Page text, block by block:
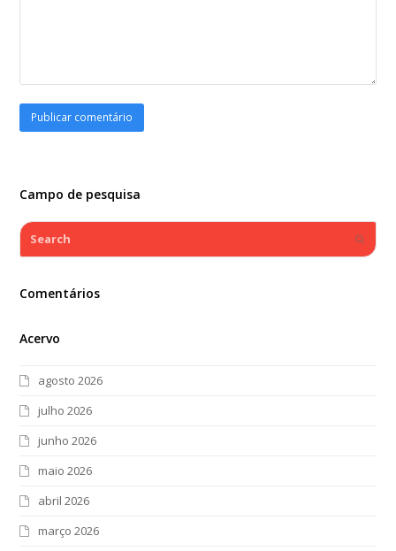
Campo de pesquisa
Search
Comentários
Acervo
agosto 2026
julho 2026
junho 2026
maio 2026
abril 2026
março 2026